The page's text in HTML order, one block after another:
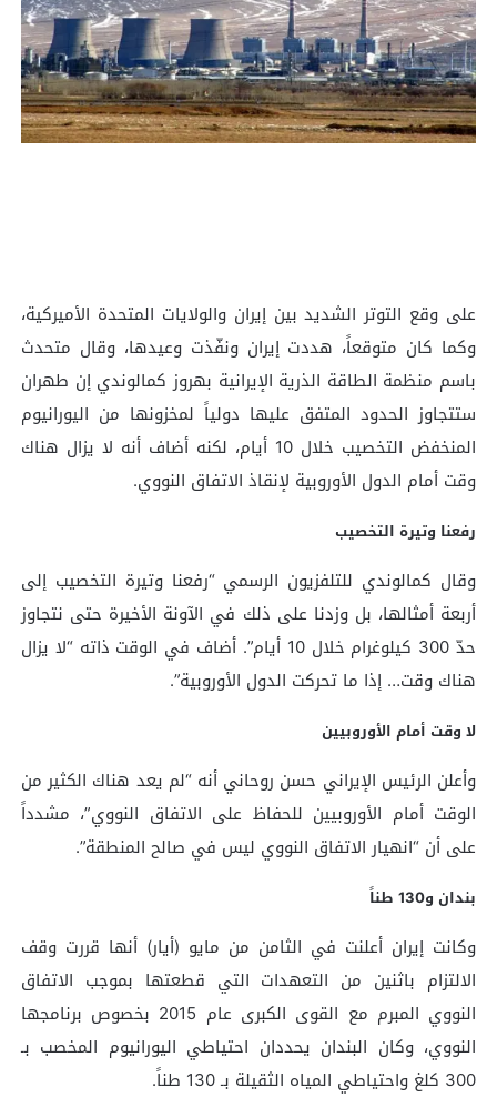
على وقع التوتر الشديد بين إيران والولايات المتحدة الأميركية،
وكما كان متوقعاً، هددت إيران ونفّذت وعيدها، وقال متحدث
باسم منظمة الطاقة الذرية الإيرانية بهروز كمالوندي إن طهران
ستتجاوز الحدود المتفق عليها دولياً لمخزونها من اليورانيوم
المنخفض التخصيب خلال 10 أيام، لكنه أضاف أنه لا يزال هناك
وقت أمام الدول الأوروبية لإنقاذ الاتفاق النووي.
رفعنا وتيرة التخصيب
وقال كمالوندي للتلفزيون الرسمي “رفعنا وتيرة التخصيب إلى
أربعة أمثالها، بل وزدنا على ذلك في الآونة الأخيرة حتى نتجاوز
حدّ 300 كيلوغرام خلال 10 أيام”. أضاف في الوقت ذاته “لا يزال
هناك وقت… إذا ما تحركت الدول الأوروبية”.
لا وقت أمام الأوروبيين
وأعلن الرئيس الإيراني حسن روحاني أنه “لم يعد هناك الكثير من
الوقت أمام الأوروبيين للحفاظ على الاتفاق النووي”، مشدداً
على أن “انهيار الاتفاق النووي ليس في صالح المنطقة”.
بندان و130 طناً
وكانت إيران أعلنت في الثامن من مايو (أيار) أنها قررت وقف
الالتزام باثنين من التعهدات التي قطعتها بموجب الاتفاق
النووي المبرم مع القوى الكبرى عام 2015 بخصوص برنامجها
النووي، وكان البندان يحددان احتياطي اليورانيوم المخصب بـ
300 كلغ واحتياطي المياه الثقيلة بـ 130 طناً.